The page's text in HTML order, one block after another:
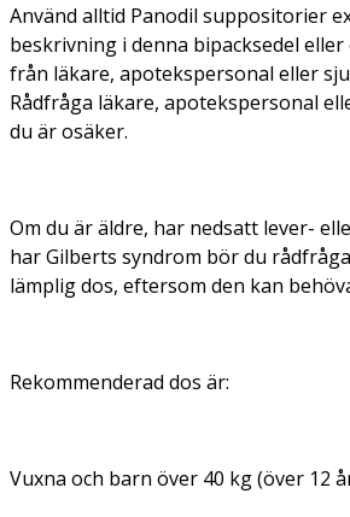
Använd alltid Panodil suppositorier
beskrivning i denna bipacksedel
från läkare, apotekspersonal eller
Rådfråga läkare, apotekspersonal
du är osäker.
Om du är äldre, har nedsatt lever-
har Gilberts syndrom bör du
lämplig dos, eftersom den kan
Rekommenderad dos är:
Vuxna och barn över 40 kg (över 12